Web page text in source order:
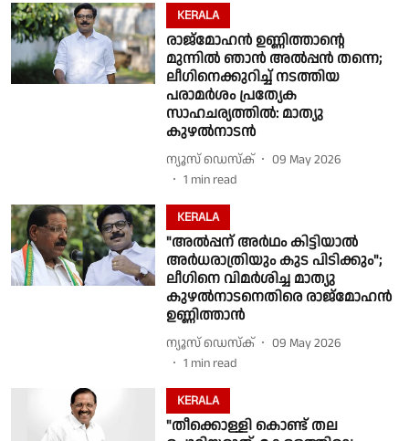
KERALA
രാജ്‌മോഹന്‍ ഉണ്ണിത്താന്റെ
മുന്നില്‍ ഞാന്‍ അല്‍പ്പന്‍ തന്നെ;
ലീഗിനെക്കുറിച്ച് നടത്തിയ
പരാമര്‍ശം പ്രത്യേക
സാഹചര്യത്തില്‍: മാത്യു
കുഴല്‍നാടന്‍
ന്യൂസ് ഡെസ്ക്
09 May 2026
1 min read
KERALA
"അല്‍പ്പന് അര്‍ഥം കിട്ടിയാല്‍
അര്‍ധരാത്രിയും കുട പിടിക്കും";
ലീഗിനെ വിമര്‍ശിച്ച മാത്യു
കുഴല്‍നാടനെതിരെ രാജ്‌മോഹന്‍
ഉണ്ണിത്താന്‍
ന്യൂസ് ഡെസ്ക്
09 May 2026
1 min read
KERALA
"തീക്കൊള്ളി കൊണ്ട് തല